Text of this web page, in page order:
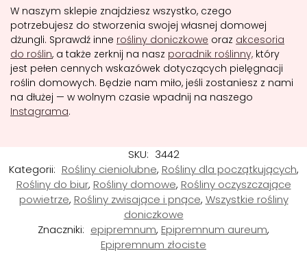
W naszym sklepie znajdziesz wszystko, czego
potrzebujesz do stworzenia swojej własnej domowej
dżungli. Sprawdź inne rośliny doniczkowe oraz akcesoria
do roślin, a także zerknij na nasz poradnik roślinny, który
jest pełen cennych wskazówek dotyczących pielęgnacji
roślin domowych. Będzie nam miło, jeśli zostaniesz z nami
na dłużej — w wolnym czasie wpadnij na naszego
Instagrama.
SKU: 3442
Kategorii: Rośliny cieniolubne, Rośliny dla początkujących,
Rośliny do biur, Rośliny domowe, Rośliny oczyszczające
powietrze, Rośliny zwisające i pnące, Wszystkie rośliny
doniczkowe
Znaczniki: epipremnum, Epipremnum aureum,
Epipremnum złociste